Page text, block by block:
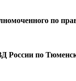
по
России по